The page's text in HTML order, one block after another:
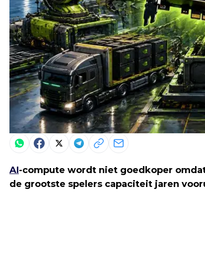
AI-compute wordt niet goedkoper
de grootste spelers capaciteit jaren